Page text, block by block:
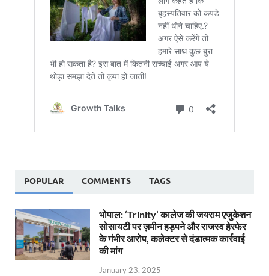
POPULAR COMMENTS TAGS
भोपाल: ‘Trinity’ कालेज की जयराम एजुकेशन
सोसायटी पर ज़मीन हड़पने और राजस्व हेरफेर
के गंभीर आरोप, कलेक्टर से दंडात्मक कार्रवाई
की मांग
January 23, 2025